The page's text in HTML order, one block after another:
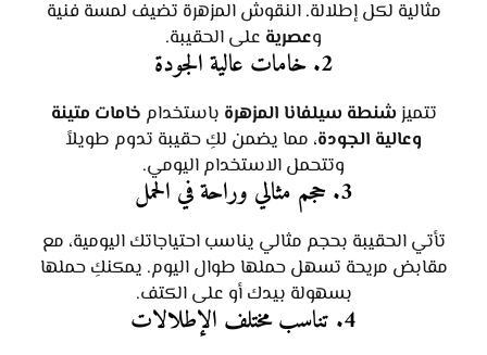
مثالية لكل إطلالة. النقوش المزهرة تضيف لمسة فنية
وعصرية على الحقيبة.
2. خامات عالية الجودة
تتميزشنطة سيلفانا المزهرة باستخدام خامات متينة
وعالية الجودة، مما يضمن لكِ حقيبة تدوم طويلاً
وتتحمل الاستخدام اليومي.
3. حجم مثالي وراحة في الحمل
تأتي الحقيبة بحجم مثالي يناسب احتياجاتك اليومية، مع
مقابض مريحة تسهل حملها طوال اليوم. يمكنكِ حملها
بسهولة بيدك أو على الكتف.
4. تناسب مختلف الإطلالات